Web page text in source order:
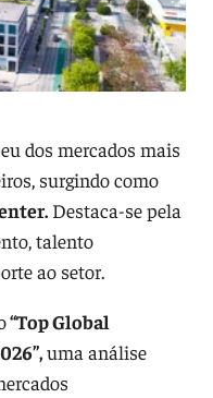
dos mercados mais
surgindo como
Destaca-se pela
talento
ao setor.
“Top Global
uma análise